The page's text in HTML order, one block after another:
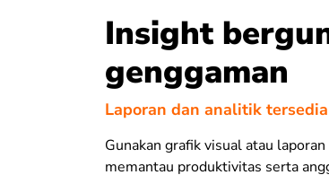
Insight
genggaman
Laporan dan analitik
Gunakan grafik visual atau
memantau produktivitas serta